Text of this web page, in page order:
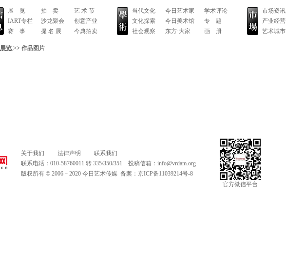
展 览
IART专栏
赛 事
拍 卖
沙龙聚会
提 名 展
艺 术 节
创意产业
今典拍卖
当代文化
文化探索
社会观察
今日艺术家
今日美术馆
东方·大家
学术评论
专 题
画 册
市场资讯
产业经营
艺术城市
展览 >> 作品图片
关于我们 法律声明
联系我们
联系电话：010-58760011 转 335/350/351 投稿信箱： info@vrdam.org
版权所有 © 2006－2020 今日艺术传媒 备案： 京ICP备11039214号-8
官方微信平台